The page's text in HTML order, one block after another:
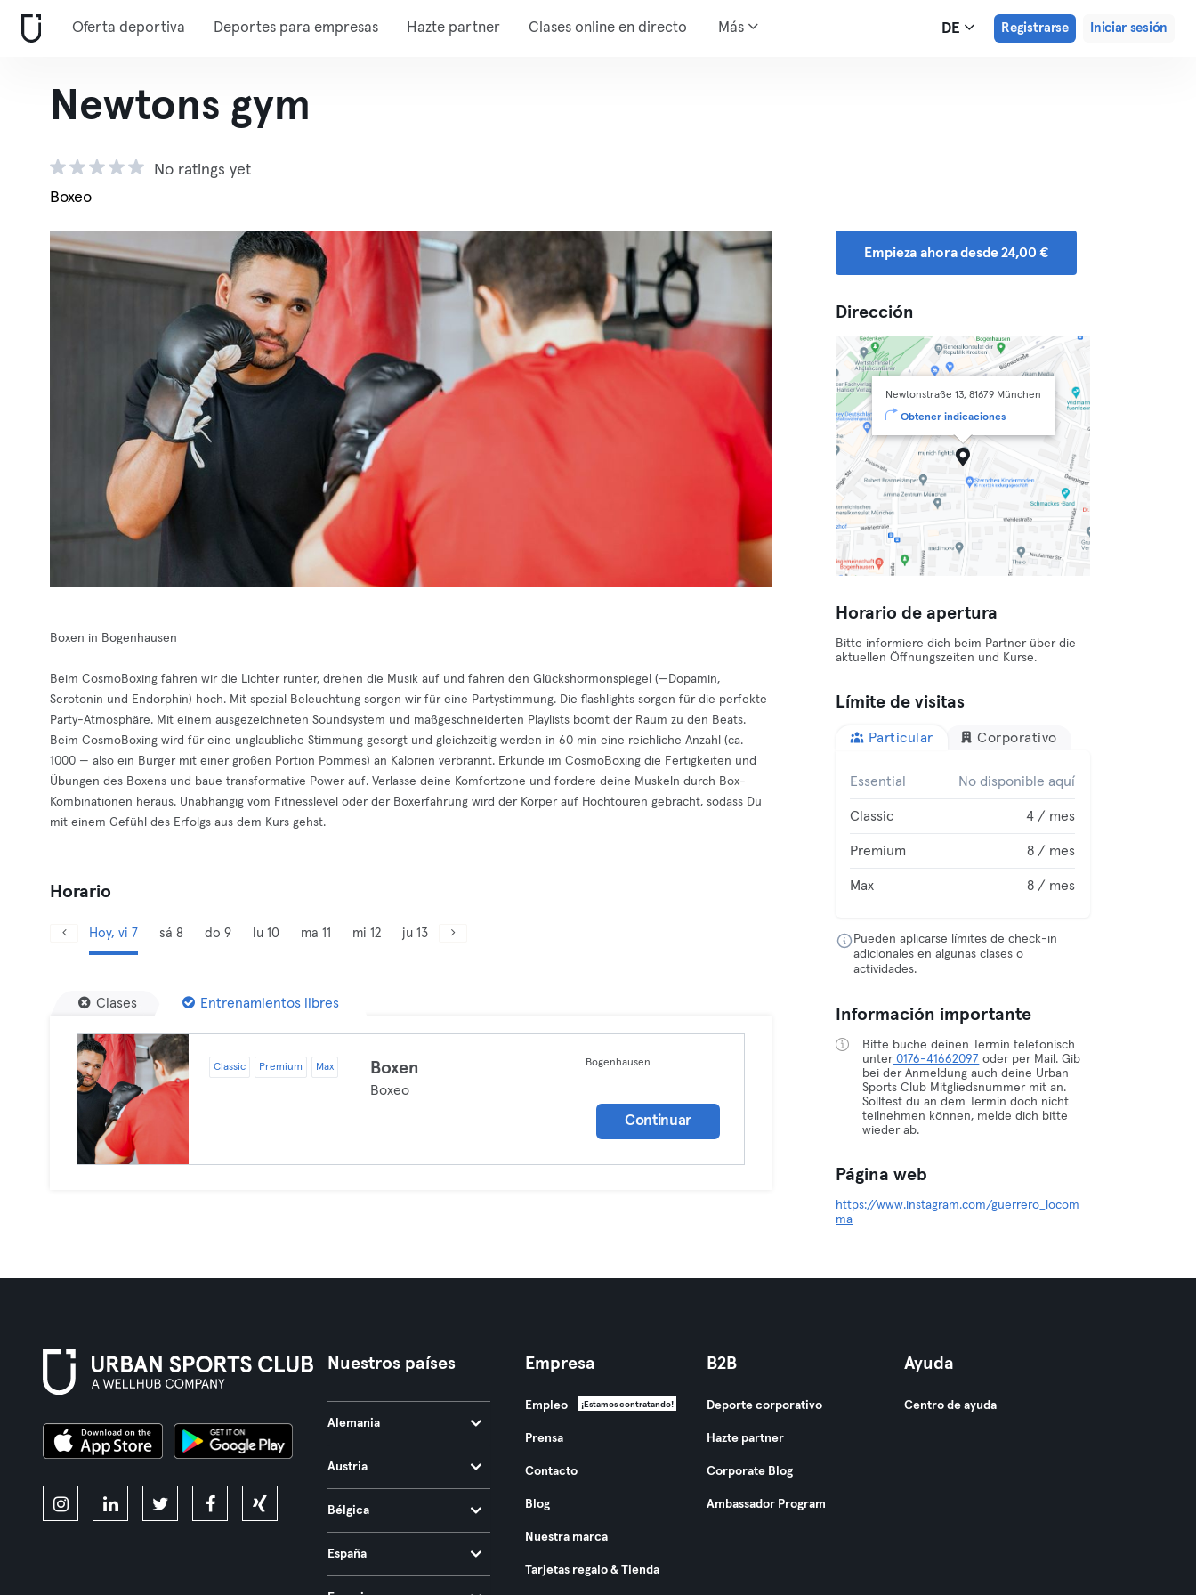
Oferta deportiva Deportes para empresas Hazte partner Clases online en directo Más DE Registrarse Iniciar sesión
Newtons gym
No ratings yet
Boxeo
Boxen in Bogenhausen
Beim CosmoBoxing fahren wir die Lichter runter, drehen die Musik auf und fahren den Glückshormonspiegel (—Dopamin,
Serotonin und Endorphin) hoch. Mit spezial Beleuchtung sorgen wir für eine Partystimmung. Die flashlights sorgen für die perfekte
Party-Atmosphäre. Mit einem ausgezeichneten Soundsystem und maßgeschneiderten Playlists boomt der Raum zu den Beats.
Beim CosmoBoxing wird für eine unglaubliche Stimmung gesorgt und gleichzeitig werden in 60 min eine reichliche Anzahl (ca.
1000 — also ein Burger mit einer großen Portion Pommes) an Kalorien verbrannt. Erkunde im CosmoBoxing die Fertigkeiten und
Übungen des Boxens und baue transformative Power auf. Verlasse deine Komfortzone und fordere deine Muskeln durch Box-
Kombinationen heraus. Unabhängig vom Fitnesslevel oder der Boxerfahrung wird der Körper auf Hochtouren gebracht, sodass Du
mit einem Gefühl des Erfolgs aus dem Kurs gehst.
Horario
Hoy, vi 7 sá 8 do 9 lu 10 ma 11 mi 12 ju 13
Clases Entrenamientos libres
Classic Premium Max Boxen
Boxeo
Bogenhausen
Continuar
Empieza ahora desde 24,00 €
Dirección
Newtonstraße 13, 81679 München
Obtener indicaciones
Horario de apertura
Bitte informiere dich beim Partner über die
aktuellen Öffnungszeiten und Kurse.
Límite de visitas
Particular Corporativo
Essential No disponible aquí
Classic 4 / mes
Premium 8 / mes
Max 8 / mes
Pueden aplicarse límites de check-in
adicionales en algunas clases o
actividades.
Información importante
Bitte buche deinen Termin telefonisch
unter0176-41662097 oder per Mail. Gib
bei der Anmeldung auch deine Urban
Sports Club Mitgliedsnummer mit an.
Solltest du an dem Termin doch nicht
teilnehmen können, melde dich bitte
wieder ab.
Página web
https://www.instagram.com/guerrero_locom
ma
Nuestros países
Alemania
Austria
Bélgica
España
Empresa
Empleo ¡Estamos contratando!
Prensa
Contacto
Blog
Nuestra marca
Tarjetas regalo & Tienda
B2B
Deporte corporativo
Hazte partner
Corporate Blog
Ambassador Program
Ayuda
Centro de ayuda